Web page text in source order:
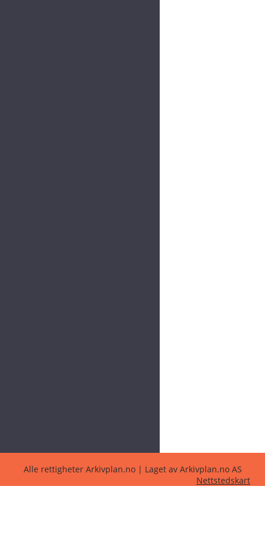
Alle rettigheter Arkivplan.no | Laget av Arkivplan.no AS
Nettstedskart